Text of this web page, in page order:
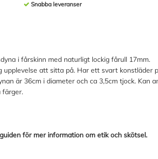
Snabba leveranser
i fårskinn med naturligt lockig fårull 17mm.
upplevelse att sitta på. Har ett svart konstläder
är 36cm i diameter och ca 3,5cm tjock. Kan
färger.
för mer information om etik och skötsel.